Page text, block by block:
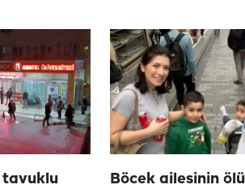
tavuklu
Böcek ailesinin